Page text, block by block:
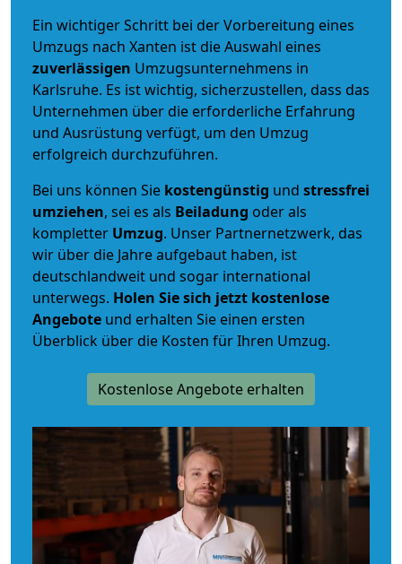
Ein wichtiger Schritt bei der Vorbereitung eines
Umzugs nach Xanten ist die Auswahl eines
zuverlässigen Umzugsunternehmens in
Karlsruhe. Es ist wichtig, sicherzustellen, dass das
Unternehmen über die erforderliche Erfahrung
und Ausrüstung verfügt, um den Umzug
erfolgreich durchzuführen.
Bei uns können Sie kostengünstig und stressfrei
umziehen, sei es als Beiladung oder als
kompletter Umzug. Unser Partnernetzwerk, das
wir über die Jahre aufgebaut haben, ist
deutschlandweit und sogar international
unterwegs. Holen Sie sich jetzt kostenlose
Angebote und erhalten Sie einen ersten
Überblick über die Kosten für Ihren Umzug.
Kostenlose Angebote erhalten